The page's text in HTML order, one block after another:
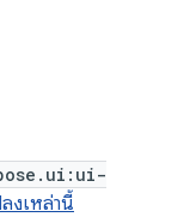
งเหล่านี้